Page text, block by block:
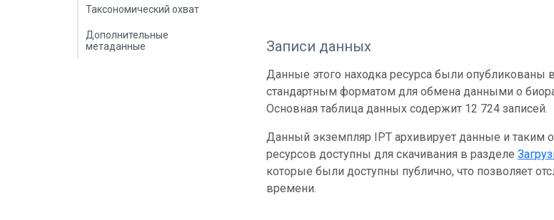
Таксономический охват
Дополнительные
метаданные
Записи данных
Данные этого находка ресурса были опубликованы
стандартным форматом для обмена данными о
Основная таблица данных содержит 12 724 записей.
Данный экземпляр IPT архивирует данные и
ресурсов доступны для скачивания в разделе
которые были доступны публично, что позволяет
времени.